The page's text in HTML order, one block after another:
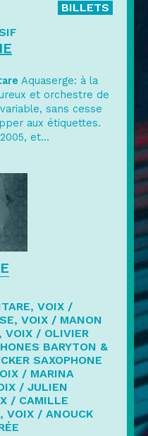
BILLETS
Aquaserge: à la
et orchestre de
sans cesse
aux étiquettes.
et...
VOIX /
VOIX / MANON
VOIX / OLIVIER
BARYTON &
SAXOPHONE
/ MARINA
/ JULIEN
/ CAMILLE
VOIX / ANOUCK